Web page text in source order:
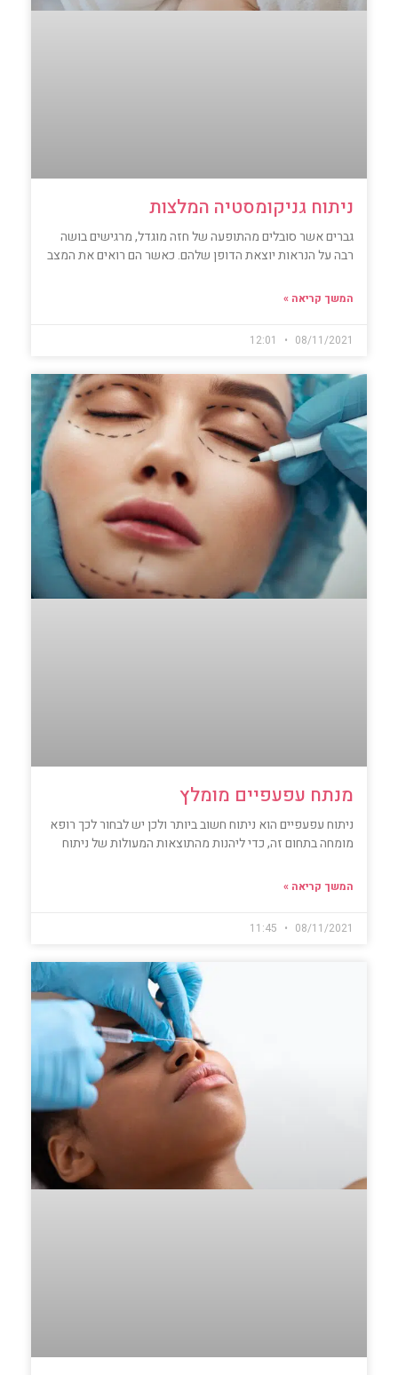
ניתוח גניקומסטיה המלצות
גברים אשר סובלים מהתופעה של חזה מוגדל, מרגישים בושה
רבה על הנראות יוצאת הדופן שלהם. כאשר הם רואים את המצב
המשך קריאה »
08/11/2021
מנתח עפעפיים מומלץ
ניתוח עפעפיים הוא ניתוח חשוב ביותר ולכן יש לבחור לכך רופא
מומחה בתחום זה, כדי ליהנות מהתוצאות המעולות של ניתוח
המשך קריאה »
08/11/2021